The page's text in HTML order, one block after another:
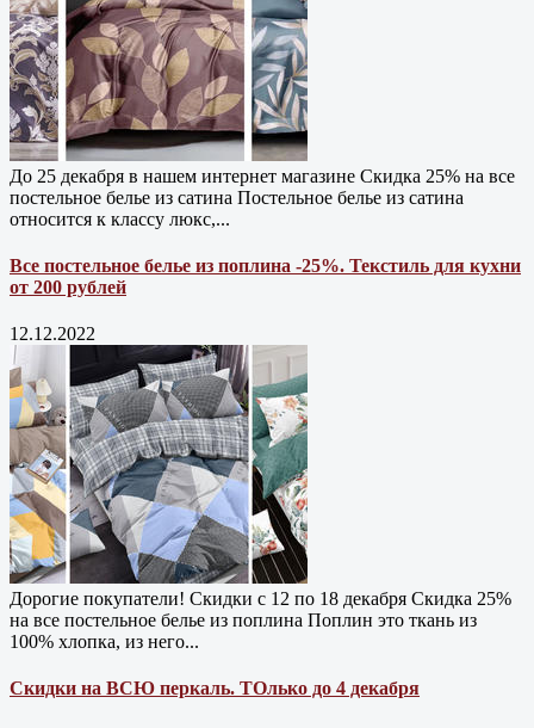
До 25 декабря в нашем интернет магазине Cкидка 25% на все
постельное белье из сатина Постельное белье из сатина
относится к классу люкс,...
Все постельное белье из поплина -25%. Текстиль для кухни
от 200 рублей
12.12.2022
Дорогие покупатели! Скидки с 12 по 18 декабря Скидка 25%
на все постельное белье из поплина Поплин это ткань из
100% хлопка, из него...
Скидки на ВСЮ перкаль. ТОлько до 4 декабря